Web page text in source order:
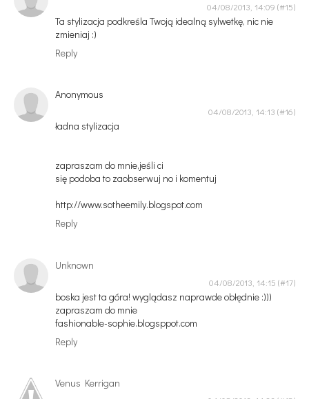
04/08/2013, 14:09
Ta stylizacja podkreśla Twoją idealną sylwetkę, nic nie
zmieniaj :)
Reply
Anonymous
04/08/2013, 14:13
ładna stylizacja
zapraszam do mnie,jeśli ci
się podoba to zaobserwuj no i komentuj
http://www.sotheemily.blogspot.com
Reply
Unknown
04/08/2013, 14:15
boska jest ta góra! wyglądasz naprawde obłędnie :)))
zapraszam do mnie
fashionable-sophie.blogsppot.com
Reply
Venus Kerrigan